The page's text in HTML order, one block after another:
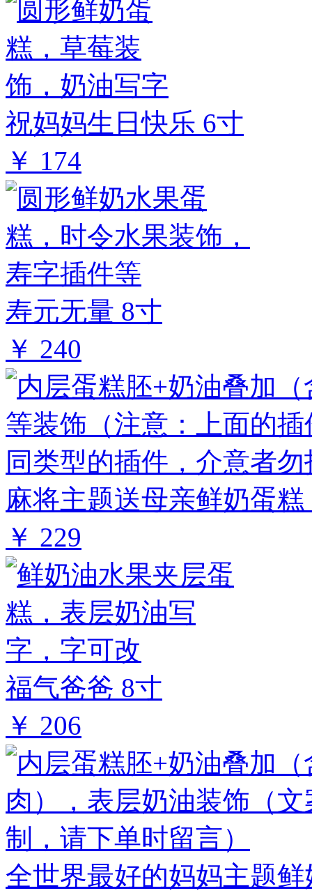
祝妈妈生日快乐 6寸
￥ 174
寿元无量 8寸
￥ 240
麻将主题送母亲鲜奶蛋糕
￥ 229
福气爸爸 8寸
￥ 206
全世界最好的妈妈主题鲜